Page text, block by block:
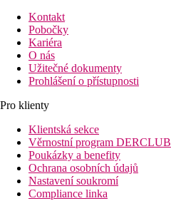
Kontakt
Pobočky
Kariéra
O nás
Užitečné dokumenty
Prohlášení o přístupnosti
Pro klienty
Klientská sekce
Věrnostní program DERCLUB
Poukázky a benefity
Ochrana osobních údajů
Nastavení soukromí
Compliance linka